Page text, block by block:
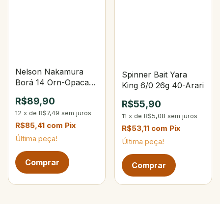
Nelson Nakamura
Borá 14 Orn-Opaca
R$89,90
12 x de R$7,49 sem juros
R$85,41 com Pix
Última peça!
Spinner Bait Yara
King 6/0 26g 40-Arari
R$55,90
11 x de R$5,08 sem juros
R$53,11 com Pix
Última peça!